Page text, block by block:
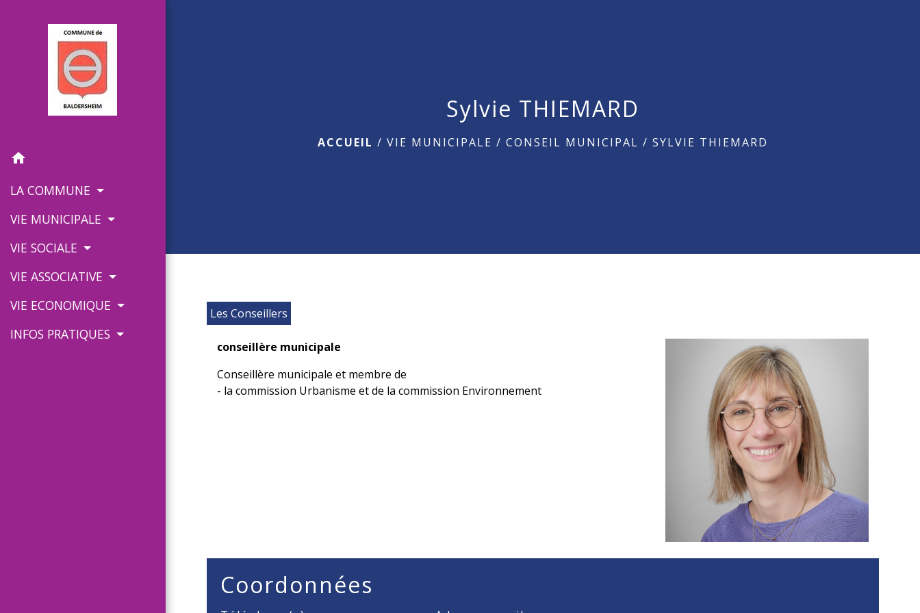
home
LA COMMUNE
VIE MUNICIPALE
VIE SOCIALE
VIE ASSOCIATIVE
VIE ECONOMIQUE
INFOS PRATIQUES
Sylvie THIEMARD
ACCUEIL / VIE MUNICIPALE / CONSEIL MUNICIPAL / SYLVIE THIEMARD
Les Conseillers
conseillère municipale
Conseillère municipale et membre de
- la commission Urbanisme et de la commission Environnement
Coordonnées